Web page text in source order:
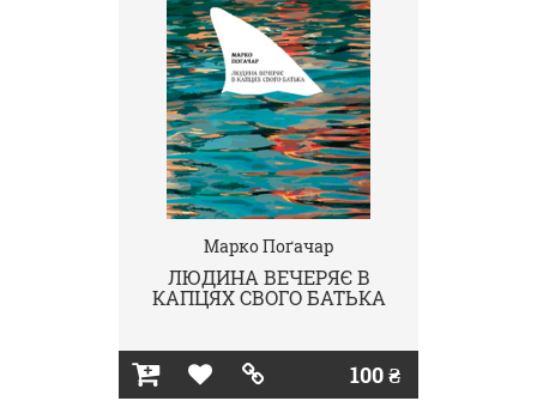
Марко Поґачар
ЛЮДИНА ВЕЧЕРЯЄ В
КАПЦЯХ СВОГО БАТЬКА
100 ₴